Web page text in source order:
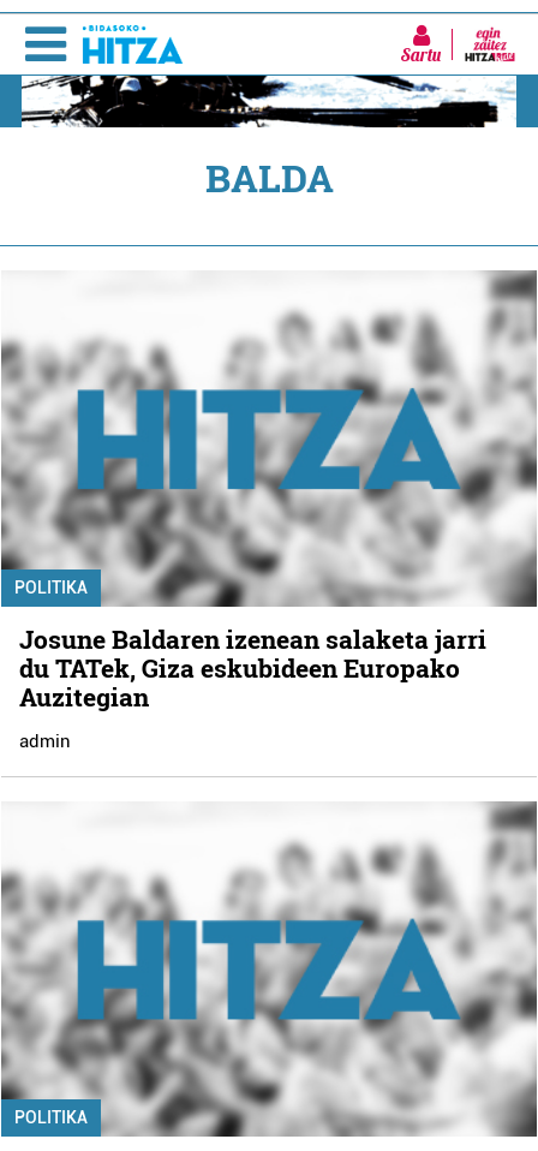
Sartu
BALDA
POLITIKA
Josune Baldaren izenean salaketa jarri
du TATek, Giza eskubideen Europako
Auzitegian
admin
POLITIKA